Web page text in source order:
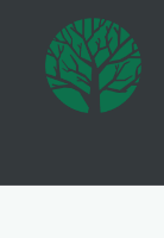
content